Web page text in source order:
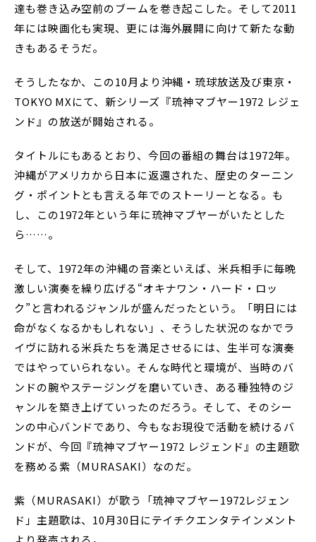
達も巻き込み空前のブームを巻き起こした。そして2011
年には映画化も実現、更には海外展開に向けて新たな動
きもあるそうだ。
そうしたなか、この10月より沖縄・琉球放送及び東京・
TOKYO MXにて、新シリーズ『琉神マブヤー1972 レジェ
ンド』の放送が開始される。
タイトルにもあるとおり、今回の番組の舞台は1972年。
沖縄がアメリカから日本に返還された、歴史のターニン
グ・ポイントとも言える年でのストーリーとなる。も
し、この1972年という年に琉神マブヤーがいたとした
ら……。
そして、1972年の沖縄の音楽といえば、米兵相手に毎晩
激しい演奏を繰り広げる“オキナワン・ハード・ロッ
ク”と言われるジャンルが盛んだったという。「明日には
命がなくなるかもしれない」、そうした状況のなかでラ
イヴに訪れる米兵たちを満足させるには、生半可な演奏
ではやっていられない。そんな時代と環境が、当時のバ
ンドの腕やステージングを磨いていき、ある種独特のジ
ャンルを築き上げていったのだろう。そして、そのシー
ンの中心バンドであり、今もなお現役で活動を続けるバ
ンドが、今回『琉神マブヤー1972 レジェンド』の主題歌
を務める紫（MURASAKI）なのだ。
紫（MURASAKI）が歌う「琉神マブヤー1972レジェン
ド」主題歌は、10月30日にテイチクエンタテインメント